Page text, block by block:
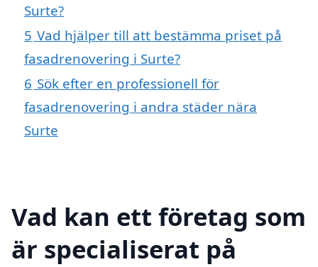
Surte?
5 Vad hjälper till att bestämma priset på
fasadrenovering i Surte?
6 Sök efter en professionell för
fasadrenovering i andra städer nära
Surte
Vad kan ett företag som
är specialiserat på